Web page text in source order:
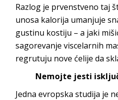
Razlog je prvenstveno taj
unosa kalorija umanjuje
gustinu kostiju – a jaki
sagorevanje viscelarnih
regrutuju nove ćelije da
Nemojte jesti
Jedna evropska studija je